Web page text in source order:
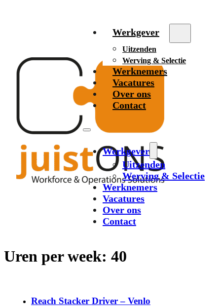
Werkgever
Uitzenden
Werving & Selectie
Werknemers
Vacatures
Over ons
Contact
Werkgever
Uitzenden
Werving & Selectie
Werknemers
Vacatures
Over ons
Contact
Uren per week: 40
Reach Stacker Driver – Venlo